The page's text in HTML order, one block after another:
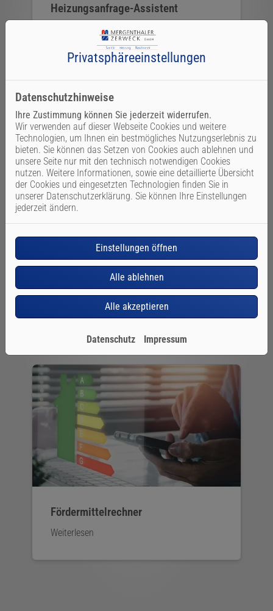
Heizungsanfrage-Assistent
Starten Sie jetzt Ihre Heizungsanfrage.
Weiterlesen
Badanfrage-Assistent
Starten Sie jetzt Ihre Badanfrage.
Weiterlesen
Fördermittelrechner
Weiterlesen
Privatsphäre­einstellungen
Datenschutzhinweise
Ihre Zustimmung können Sie jederzeit widerrufen.
Wir verwenden auf dieser Webseite Cookies und weitere
Technologien, um Ihnen ein bestmögliches Nutzungserlebnis zu
bieten. Sie können das Setzen von Cookies auch ablehnen und
unsere Seite nur mit den technisch notwendigen Cookies
nutzen. Weitere Informationen, sowie eine detaillierte Übersicht
der Cookies und eingesetzten Technologien finden Sie in
unserer Datenschutzerklärung. Sie können Ihre Einstellungen
jederzeit ändern.
Einstellungen öffnen
Alle ablehnen
Alle akzeptieren
Datenschutz Impressum